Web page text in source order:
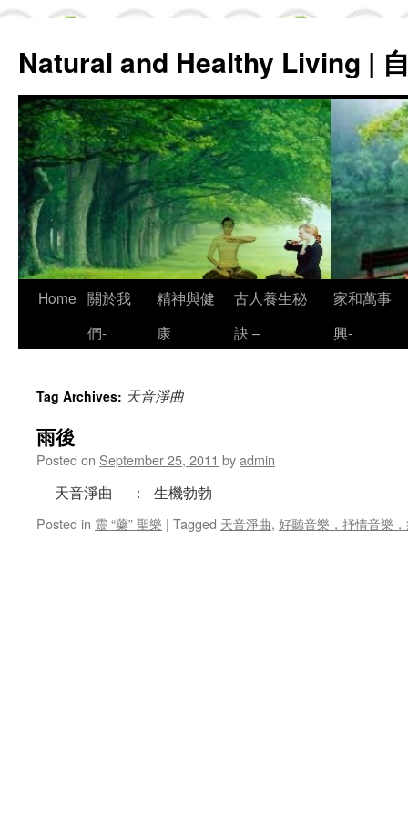
Natural and Healthy Living |
Skip
Home 關於我
們-
精神與健
康
古人養生秘
訣 –
家和萬事
興-
Tag Archives: 天音淨曲
雨後
Posted on September 25, 2011 byadmin
天音淨曲 ： 生機勃勃
Posted in 靈 “藥” 聖樂 | Tagged 天音淨曲, 好聽音樂，抒情音樂